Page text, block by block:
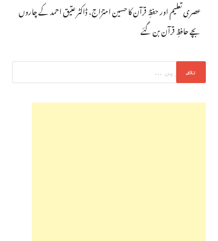
عصری تعلیم اور حفظِ قرآن کا حسین امتزاج، ڈاکٹر عتیق احمد کے چاروں
بچے حافظِ قرآن بن گئے